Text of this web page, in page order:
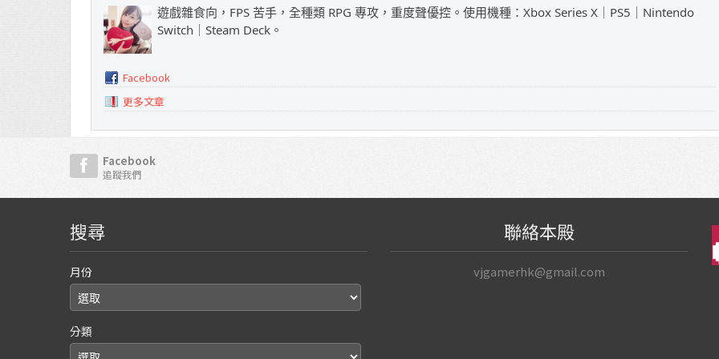
遊戲雜食向，FPS 苦手，全種類 RPG 專攻，重度聲優控。使用機種：Xbox Series X｜PS5｜Nintendo
Switch｜Steam Deck。
Facebook
更多文章
Facebook
追蹤我們
搜尋
月份
分類
聯絡本殿
vjgamerhk@gmail.com